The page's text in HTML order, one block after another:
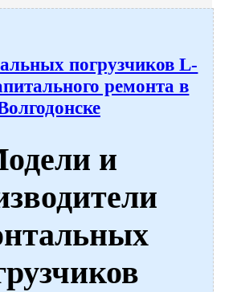
погрузчиков L-
ремонта в
и